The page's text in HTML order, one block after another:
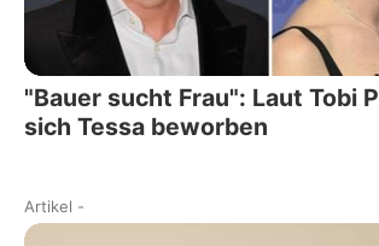
"Bauer sucht Frau": Laut Tobi
sich Tessa beworben
Artikel -